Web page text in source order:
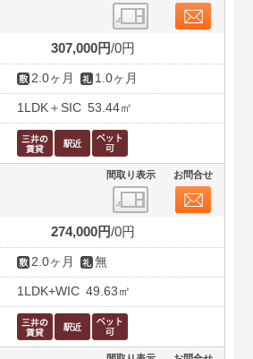
307,000円 0円
2.0ヶ月 1.0ヶ月
1LDK＋SIC 53.44㎡
間取り表示 お問合せ
274,000円 0円
2.0ヶ月 無
1LDK+WIC 49.63㎡